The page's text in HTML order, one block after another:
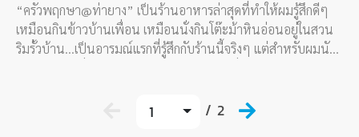
“ครัวพฤกษา@ท่ายาง” เป็นร้านอาหารล่าสุดที่ทำให้ผมรู้สึกดีๆ
เหมือนกินข้าวบ้านเพื่อน เหมือนนั่งกินโต๊ะม้าหินอ่อนอยู่ในสวน
ริมรั้วบ้าน...เป็นอารมณ์แรกที่รู้สึกกับร้านนี้จริงๆ แต่สำหรับผมนับ
1 / 2